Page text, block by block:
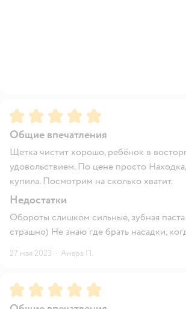
Рейтинг:5
Общие впечатления
Щетка чистит хорошо, ребёнок в
удовольствием. По цене просто
купила. Посмотрим на сколько хватит.
Недостатки
Обороты слишком сильные, зубная паста
страшно) Не знаю где брать насадки,
27 мая 2023 · Анара П.
Рейтинг:5